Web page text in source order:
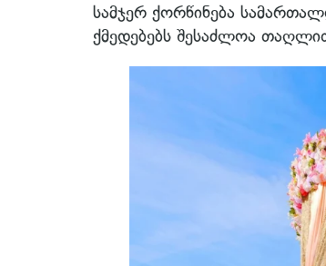
სამჯერ ქორწინება
ქმედებებს შესაძლოა